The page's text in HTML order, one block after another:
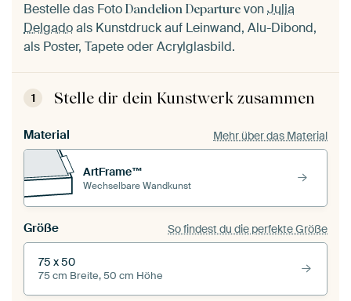
Bestelle das Foto Dandelion Departure vonJulia
Delgadoals Kunstdruck auf Leinwand, Alu-Dibond,
als Poster, Tapete oder Acrylglasbild.
1 Stelle dir dein Kunstwerk zusammen
Material Mehr über das Material
ArtFrame™
Wechselbare Wandkunst
Größe So findest du die perfekte Größe
75 x 50
75 cm Breite, 50 cm Höhe